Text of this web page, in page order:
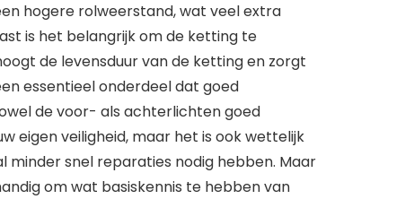
hogere rolweerstand, wat veel extra
is het belangrijk om de ketting te
de levensduur van de ketting en zorgt
essentieel onderdeel dat goed
de voor- als achterlichten goed
eigen veiligheid, maar het is ook wettelijk
minder snel reparaties nodig hebben. Maar
om wat basiskennis te hebben van